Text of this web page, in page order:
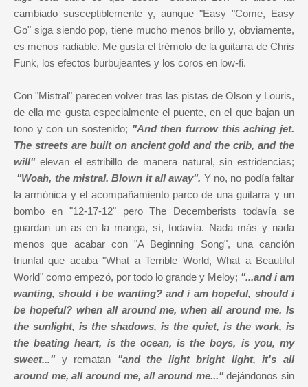
cambiado susceptiblemente y, aunque "Easy "Come, Easy
Go" siga siendo pop, tiene mucho menos brillo y, obviamente,
es menos radiable. Me gusta el trémolo de la guitarra de Chris
Funk, los efectos burbujeantes y los coros en low-fi.
Con "Mistral" parecen volver tras las pistas de Olson y Louris,
de ella me gusta especialmente el puente, en el que bajan un
tono y con un sostenido; "And then furrow this aching jet.
The streets are built on ancient gold and the crib, and the
will" elevan el estribillo de manera natural, sin estridencias;
"Woah, the mistral. Blown it all away". Y no, no podía faltar
la armónica y el acompañamiento parco de una guitarra y un
bombo en "12-17-12" pero The Decemberists todavía se
guardan un as en la manga, sí, todavía. Nada más y nada
menos que acabar con "A Beginning Song", una canción
triunfal que acaba "What a Terrible World, What a Beautiful
World" como empezó, por todo lo grande y Meloy; "...and i am
wanting, should i be wanting? and i am hopeful, should i
be hopeful? when all around me, when all around me. Is
the sunlight, is the shadows, is the quiet, is the work, is
the beating heart, is the ocean, is the boys, is you, my
sweet..." y rematan "and the light bright light, it's all
around me, all around me, all around me..."dejándonos sin